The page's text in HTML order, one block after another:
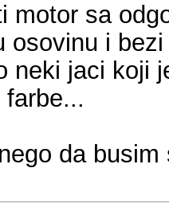
motor sa
osovinu i
neki jaci koji
da